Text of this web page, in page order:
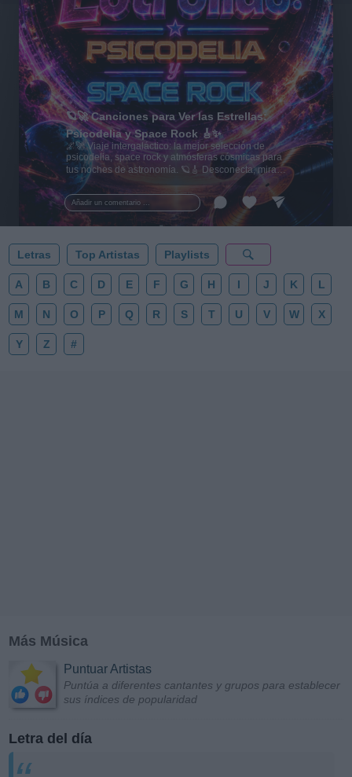
Añadir un comentario ...
🪐🚀 Canciones para Ver las Estrellas:
Psicodelia y Space Rock 🎸✨
🌌🚀 Viaje intergaláctico: la mejor selección de
psicodelia, space rock y atmósferas cósmicas para
tus noches de astronomía. 🪐🎸 Desconecta, mira
al firmamento y siente la gravedad cero. 💾 ¡Guarda
esta colección para tu próxima noche estrellada!
✨⭐
Letras Top Artistas Playlists
A B C D E F G H I J K L
M N O P Q R S T U V W X
Y Z #
Más Música
Puntuar Artistas
Puntúa a diferentes cantantes y grupos para establecer
sus índices de popularidad
Letra del día